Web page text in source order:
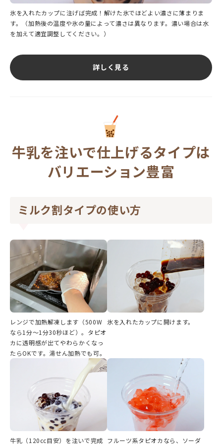
氷を入れたカップに注げば完成！解けた氷でほどよい濃さに薄まりま
す。（加熱後の温度や氷の量によって濃さは異なります。濃い場合は水
を加えて適宜調整してください。）
詳しく見る
牛乳を注いで仕上げるタイプは
バリエーション豊富
ミルク割タイプの使い方
レンジで加熱解凍します（500W
なら1分～1分30秒ほど）。タピオ
カに透明感が出てやわらかくなっ
たらOKです。湯せん加熱でも可。
氷を入れたカップに開けます。
牛乳（120cc目安）を注いで完成 フルーツ系タピオカなら、ソーダ